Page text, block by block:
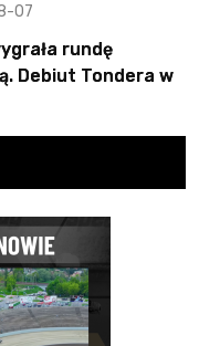
07
rundę
Debiut Tondera w